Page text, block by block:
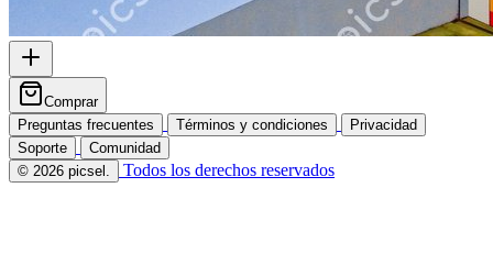
Comprar
Preguntas frecuentes
Términos y condiciones
Privacidad
Soporte
Comunidad
© 2026 picsel.
Todos los derechos reservados